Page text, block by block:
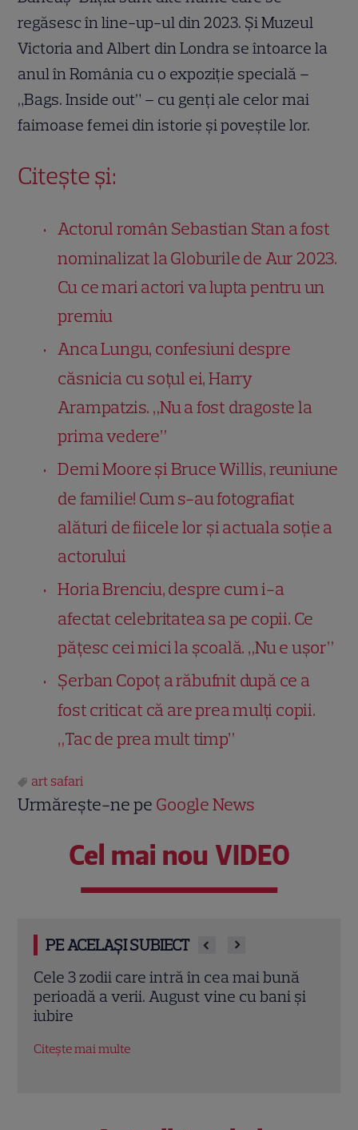
regăsesc în line-up-ul din 2023. Și Muzeul
Victoria and Albert din Londra se întoarce la
anul în România cu o expoziție specială –
„Bags. Inside out” – cu genți ale celor mai
faimoase femei din istorie și poveștile lor.
Citește și:
Actorul român Sebastian Stan a fost
nominalizat la Globurile de Aur 2023.
Cu ce mari actori va lupta pentru un
premiu
Anca Lungu, confesiuni despre
căsnicia cu soțul ei, Harry
Arampatzis. „Nu a fost dragoste la
prima vedere”
Demi Moore și Bruce Willis, reuniune
de familie! Cum s-au fotografiat
alături de fiicele lor și actuala soție a
actorului
Horia Brenciu, despre cum i-a
afectat celebritatea sa pe copii. Ce
pățesc cei mici la școală. „Nu e ușor”
Șerban Copoț a răbufnit după ce a
fost criticat că are prea mulți copii.
„Tac de prea mult timp”
art safari
Urmărește-ne pe Google News
Cel mai nou VIDEO
PE ACELAȘI SUBIECT
și
Astrele la final de iulie 2026: bani,
schimbări și vacanțe pentru zodii